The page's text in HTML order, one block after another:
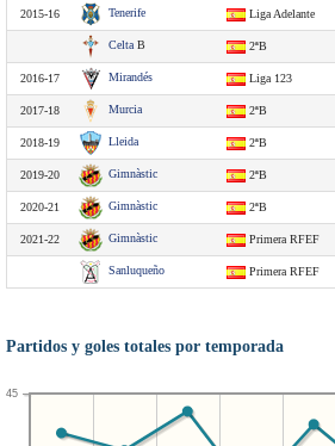
2015-16 Tenerife Liga Adelante
CeltaB 2ªB
2016-17 Mirandés Liga 123
2017-18 Murcia 2ªB
2018-19 Lleida 2ªB
2019-20 Gimnàstic 2ªB
2020-21 Gimnàstic 2ªB
2021-22 Gimnàstic Primera RFEF
Sanluqueño Primera RFEF
Partidos y goles totales por temporada
45